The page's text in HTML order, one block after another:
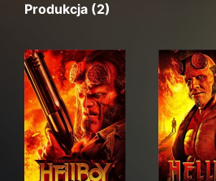
Produkcja (2)